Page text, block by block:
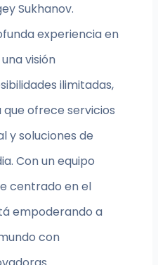
Sukhanov.
experiencia en
visión
ilimitadas,
ofrece servicios
y soluciones de
Con un equipo
centrado en el
empoderando a
con